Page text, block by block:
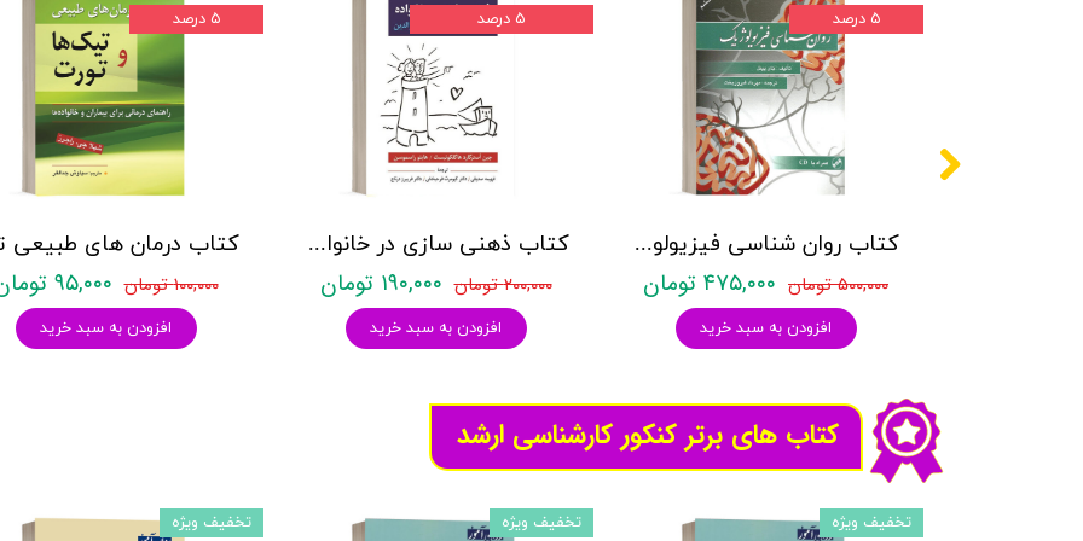
۱۰۰,۰۰۰ تومان ۹۵,۰۰۰ تومان
افزودن به سبد خرید
۵ درصد
کتاب ذهنی سازی در خانواده - هاگلکوئیست و راسموسن - نشر ویرایش
۲۰۰,۰۰۰ تومان ۱۹۰,۰۰۰ تومان
افزودن به سبد خرید
۵ درصد
کتاب روان شناسی فیزیولوژیک - جان پینل - نشر ویرایش
۵۰۰,۰۰۰ تومان ۴۷۵,۰۰۰ تومان
افزودن به سبد خرید
۵ درصد
تخفیف ویژه
تخفیف ویژه
تخفیف ویژه
کتاب های برتر کنکور کارشناسی ارشد